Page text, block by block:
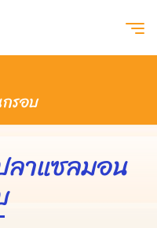
รอบ
ลาแซลมอน